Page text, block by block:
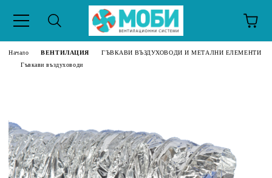
Начало ВЕНТИЛАЦИЯ
ГЪВКАВИ ВЪЗДУХОВОДИ И МЕТАЛНИ ЕЛЕМЕНТИ
Гъвкави въздуховоди